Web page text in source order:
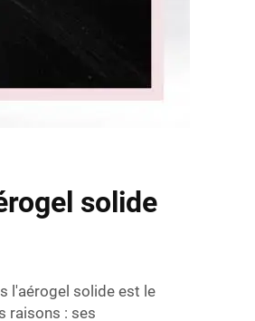
solide
l'aérogel solide est le
raisons : ses